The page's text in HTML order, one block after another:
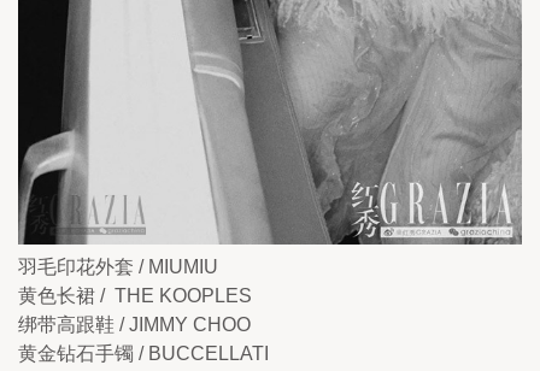
羽毛印花外套 / MIUMIU
黄色长裙 /  THE KOOPLES
绑带高跟鞋 / JIMMY CHOO
黄金钻石手镯 / BUCCELLATI